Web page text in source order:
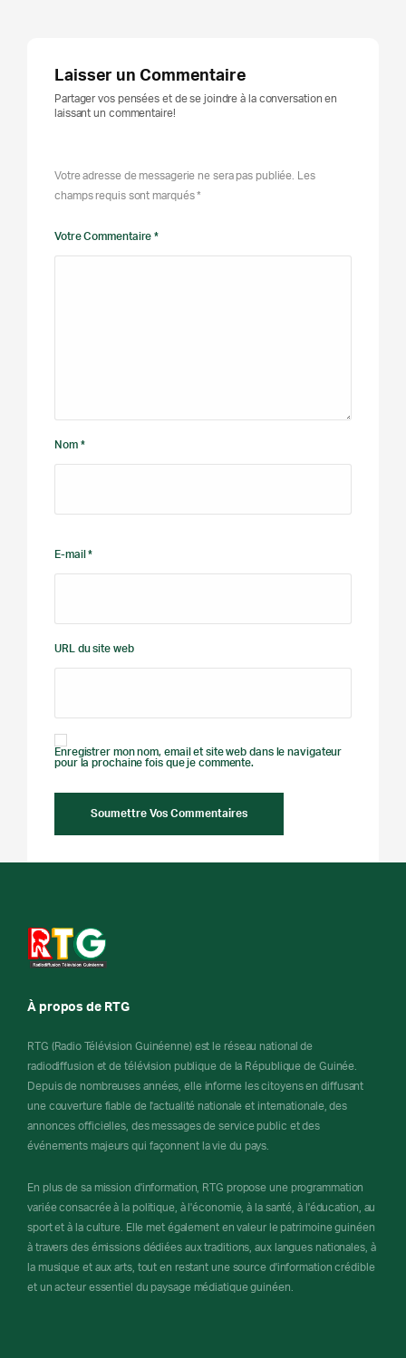
Laisser un Commentaire
Partager vos pensées et de se joindre à la conversation en
laissant un commentaire!
Votre adresse de messagerie ne sera pas publiée. Les
champs requis sont marqués *
Votre Commentaire *
Nom *
E-mail *
URL du site web
Enregistrer mon nom, email et site web dans le navigateur
pour la prochaine fois que je commente.
À propos de RTG
RTG (Radio Télévision Guinéenne) est le réseau national de
radiodiffusion et de télévision publique de la République de Guinée.
Depuis de nombreuses années, elle informe les citoyens en diffusant
une couverture fiable de l'actualité nationale et internationale, des
annonces officielles, des messages de service public et des
événements majeurs qui façonnent la vie du pays.
En plus de sa mission d'information, RTG propose une programmation
variée consacrée à la politique, à l'économie, à la santé, à l'éducation, au
sport et à la culture. Elle met également en valeur le patrimoine guinéen
à travers des émissions dédiées aux traditions, aux langues nationales, à
la musique et aux arts, tout en restant une source d'information crédible
et un acteur essentiel du paysage médiatique guinéen.